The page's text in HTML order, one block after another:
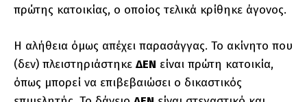
πρώτης κατοικίας, ο οποίος τελικά κρίθηκε άγονος.
Η αλήθεια όμως απέχει παρασάγγας. Το ακίνητο που
(δεν) πλειστηριάστηκε ΔΕΝ είναι πρώτη κατοικία,
όπως μπορεί να επιβεβαιώσει ο δικαστικός